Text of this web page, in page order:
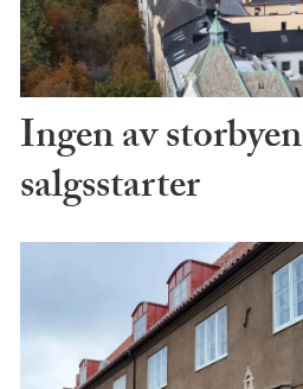
Ingen av
salgsstarter